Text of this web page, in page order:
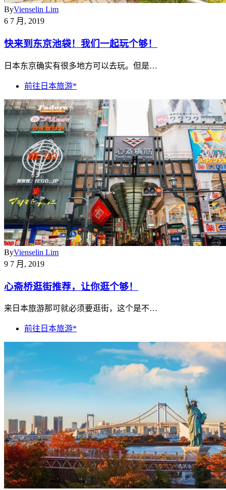
ByVienselin Lim
6 7 月, 2019
快来到东京池袋！我们一起玩个够！
日本东京确实有很多地方可以去玩。但是…
前往日本旅游*
ByVienselin Lim
9 7 月, 2019
心斋桥逛街推荐，让你逛个够！
来日本旅游那可就必须要逛街，这个是不…
前往日本旅游*